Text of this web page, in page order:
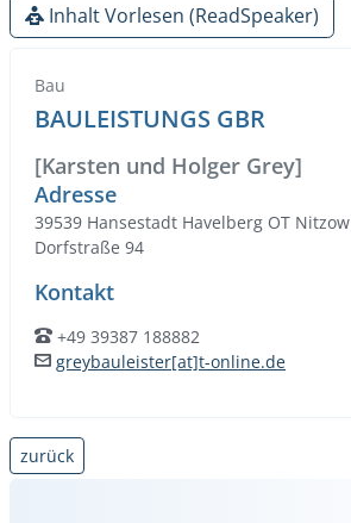
Inhalt Vorlesen (ReadSpeaker)
Bau
BAULEISTUNGS GBR
[Karsten und Holger Grey]
Adresse
39539 Hansestadt Havelberg OT Nitzow
Dorfstraße 94
Kontakt
Telefon:
+49 39387 188882
E-Mail:
greybauleister[at]t-online.de
zurück